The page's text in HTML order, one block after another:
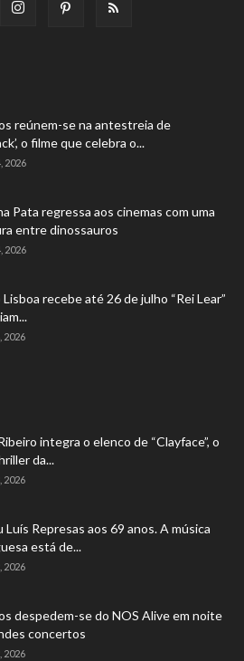
reúnem-se na antestreia de
o filme que celebra o...
2026
Pata regressa aos cinemas com uma
entre dinossauros
2026
recebe até 26 de julho “Rei Lear”
2026
integra o elenco de “Clayface”, o
da...
2026
Luís Represas aos 69 anos. A música
está de...
2026
despedem-se do NOS Alive em noite
concertos
2026